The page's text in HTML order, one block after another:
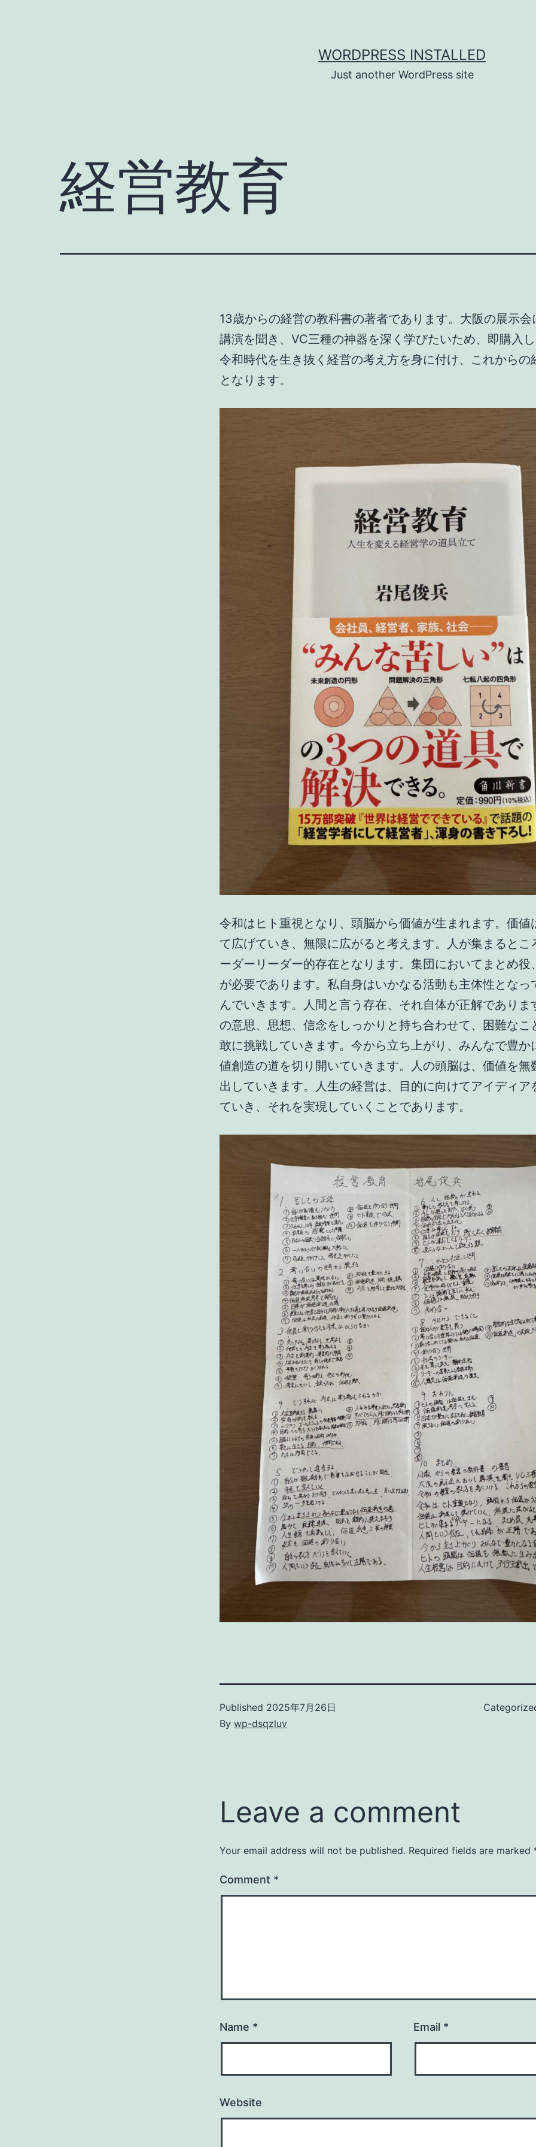
WORDPRESS INSTALLED
Just another WordPress site
経営教育
13歳からの経営の教科書の著者であります。大阪の展示会
講演を聞き、VC三種の神器を深く学びたいため、即購入
令和時代を生き抜く経営の考え方を身に付け、これからの
となります。
令和はヒト重視となり、頭脳から価値が生まれます。価値
て広げていき、無限に広がると考えます。人が集まるとこ
ーダーリーダー的存在となります。集団においてまとめ役
が必要であります。私自身はいかなる活動も主体性となっ
んでいきます。人間と言う存在、それ自体が正解でありま
の意思、思想、信念をしっかりと持ち合わせて、困難なこ
敢に挑戦していきます。今から立ち上がり、みんなで豊か
値創造の道を切り開いていきます。人の頭脳は、価値を無
出していきます。人生の経営は、目的に向けてアイディア
ていき、それを実現していくことであります。
Published 2025年7月26日
By wp-dsqzluv
Leave a comment
Your email address will not be published. Required fields are marked
Comment *
Name * Email *
Website